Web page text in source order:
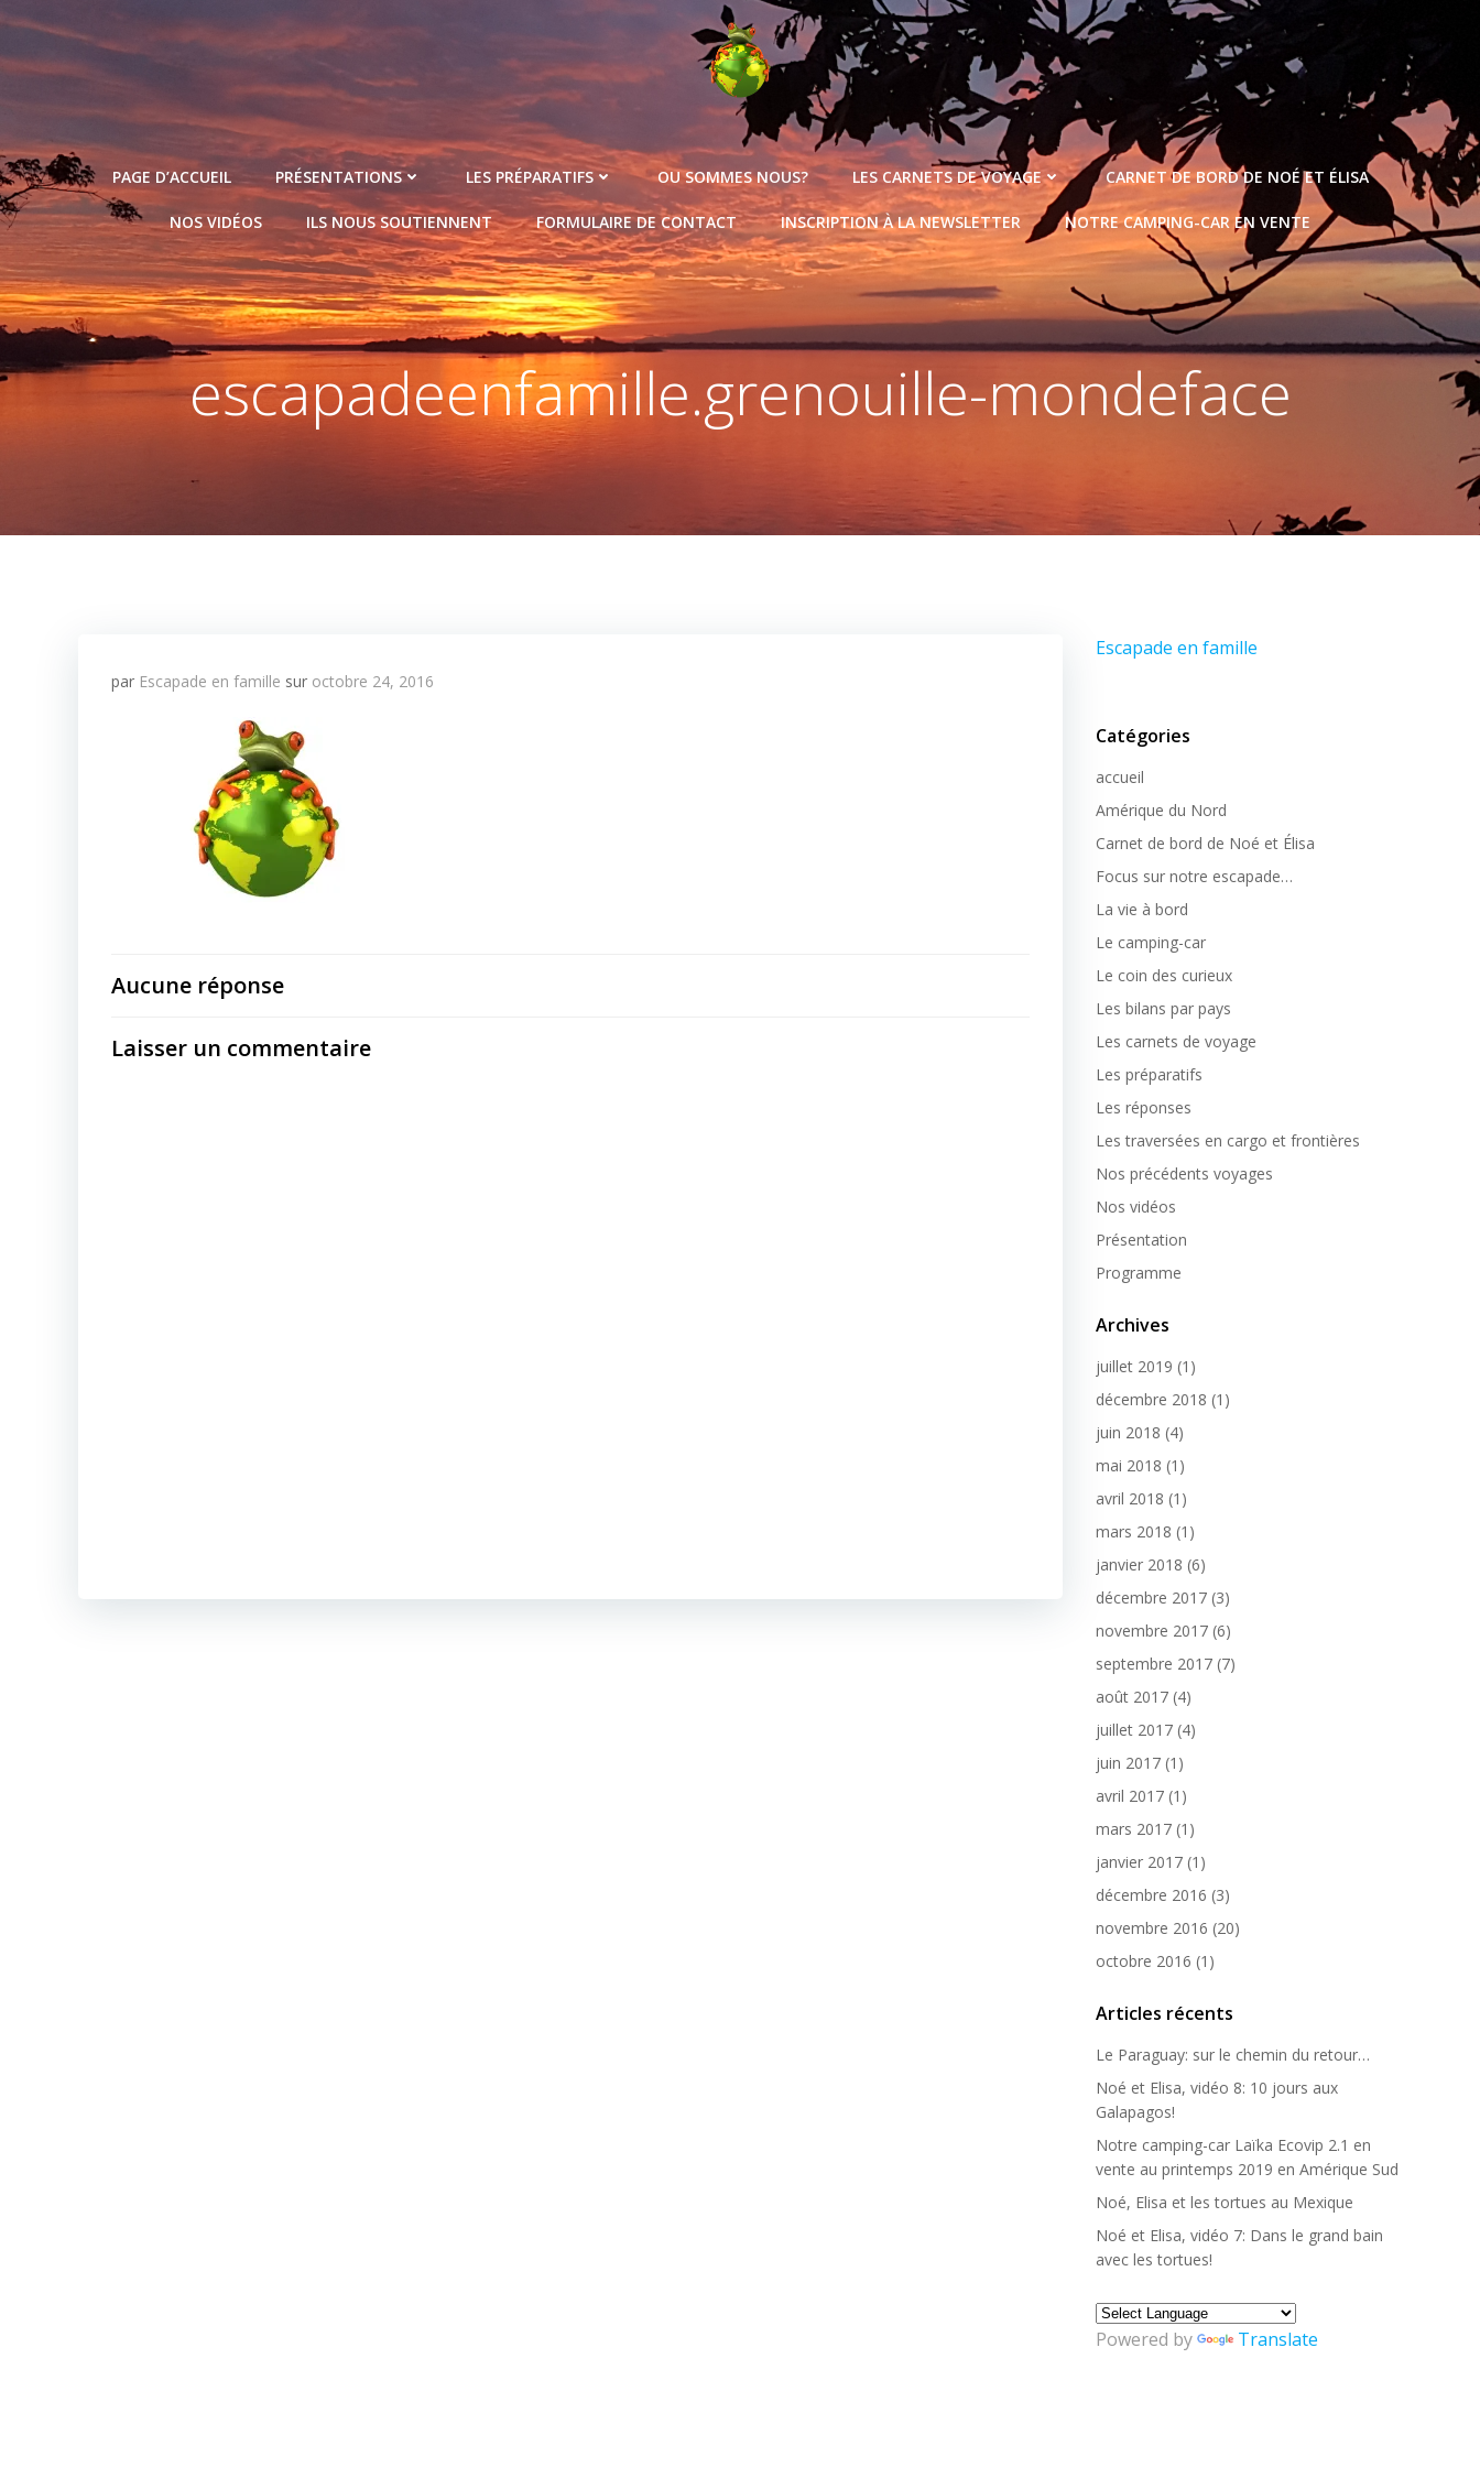
Aller
contenu
PAGE D’ACCUEIL PRÉSENTATIONS LES PRÉPARATIFS OU SOMMES NOUS? LES CARNETS DE VOYAGE CARNET DE BORD DE NOÉ ET ÉLISA
NOS VIDÉOS ILS NOUS SOUTIENNENT FORMULAIRE DE CONTACT INSCRIPTION À LA NEWSLETTER NOTRE CAMPING-CAR EN VENTE
escapadeenfamille.grenouille-mondeface
par Escapade en famille sur octobre 24, 2016
Aucune réponse
Laisser un commentaire
Escapade en famille
Catégories
accueil
Amérique du Nord
Carnet de bord de Noé et Élisa
Focus sur notre escapade…
La vie à bord
Le camping-car
Le coin des curieux
Les bilans par pays
Les carnets de voyage
Les préparatifs
Les réponses
Les traversées en cargo et frontières
Nos précédents voyages
Nos vidéos
Présentation
Programme
Archives
juillet 2019 (1)
décembre 2018 (1)
juin 2018 (4)
mai 2018 (1)
avril 2018 (1)
mars 2018 (1)
janvier 2018 (6)
décembre 2017 (3)
novembre 2017 (6)
septembre 2017 (7)
août 2017 (4)
juillet 2017 (4)
juin 2017 (1)
avril 2017 (1)
mars 2017 (1)
janvier 2017 (1)
décembre 2016 (3)
novembre 2016 (20)
octobre 2016 (1)
Articles récents
Le Paraguay: sur le chemin du retour…
Noé et Elisa, vidéo 8: 10 jours aux
Galapagos!
Notre camping-car Laïka Ecovip 2.1 en
vente au printemps 2019 en Amérique Sud
Noé, Elisa et les tortues au Mexique
Noé et Elisa, vidéo 7: Dans le grand bain
avec les tortues!
Powered by Translate